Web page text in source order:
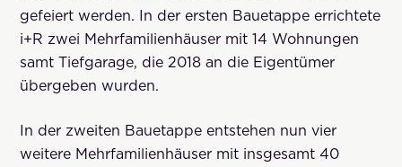
gefeiert werden. In der ersten Bauetappe errichtete
i+R zwei Mehrfamilienhäuser mit 14 Wohnungen
samt Tiefgarage, die 2018 an die Eigentümer
übergeben wurden.
In der zweiten Bauetappe entstehen nun vier
weitere Mehrfamilienhäuser mit insgesamt 40